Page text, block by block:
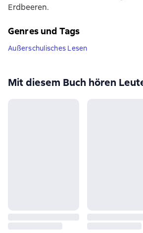
Erdbeeren.
Genres und Tags
Außerschulisches Lesen
Mit diesem Buch hören